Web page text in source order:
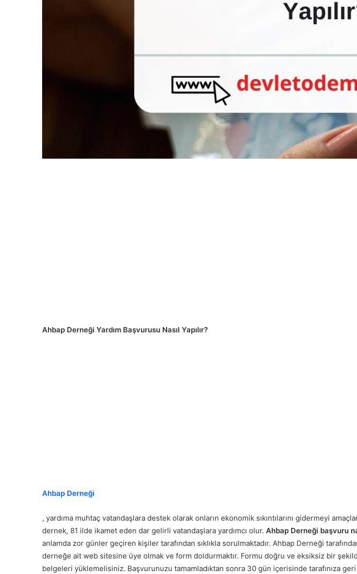
Ahbap Derneği Yardım Başvurusu Nasıl Yapılır?
Ahbap Derneği
, yardıma muhtaç vatandaşlara destek olarak onların ekonomik sıkıntılarını gidermeyi
dernek, 81 ilde ikamet eden dar gelirli vatandaşlara yardımcı olur. Ahbap Derneği başvuru
anlamda zor günler geçiren kişiler tarafından sıklıkla sorulmaktadır. Ahbap Derneği
derneğe ait web sitesine üye olmak ve form doldurmaktır. Formu doğru ve eksiksiz bir
belgeleri yüklemelisiniz. Başvurunuzu tamamladıktan sonra 30 gün içerisinde tarafınıza geri